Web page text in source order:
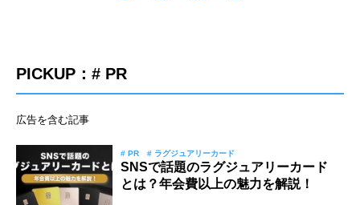
PICKUP：# PR
広告を含む記事
# PR # ラグジュアリーカード
SNSで話題のラグジュアリーカード
とは？年会費以上の魅力を解説！